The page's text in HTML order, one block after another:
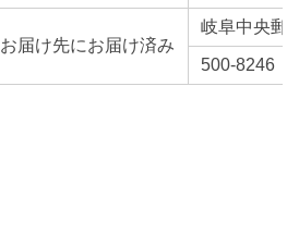
お届け先にお届け済み
岐阜中央郵
500-8246